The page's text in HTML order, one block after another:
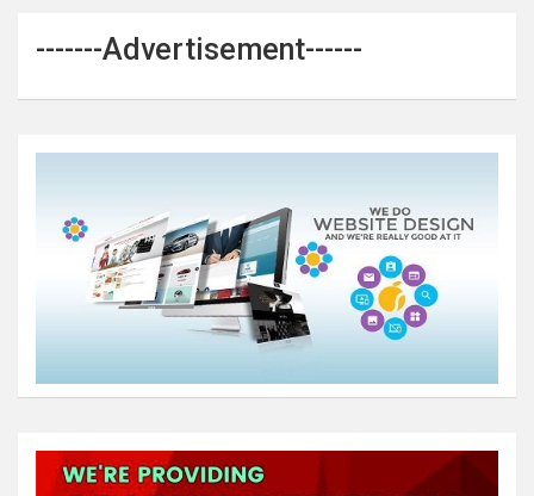
-------Advertisement------